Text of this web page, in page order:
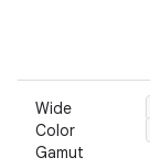
Wide
Color
Gamut